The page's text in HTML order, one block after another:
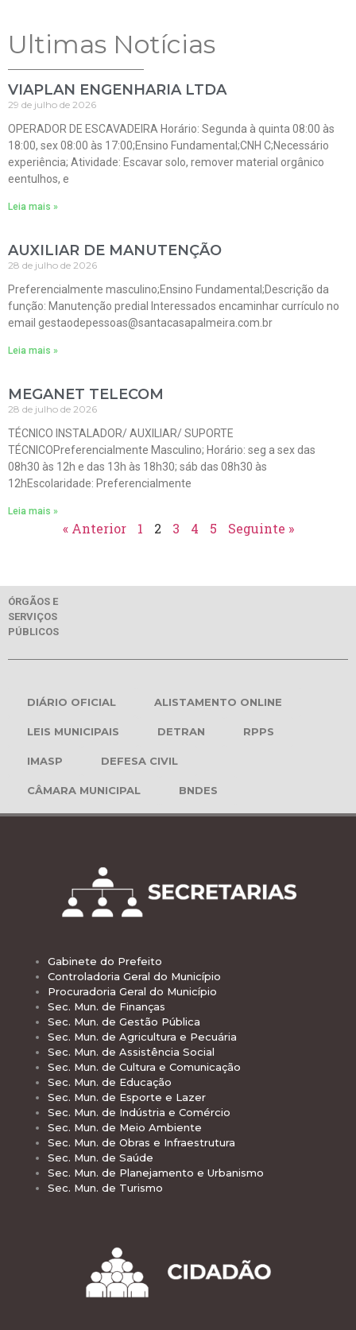
Ultimas Notícias
VIAPLAN ENGENHARIA LTDA
29 de julho de 2026
OPERADOR DE ESCAVADEIRA Horário: Segunda à quinta 08:00 às
18:00, sex 08:00 às 17:00;Ensino Fundamental;CNH C;Necessário
experiência; Atividade: Escavar solo, remover material orgânico
eentulhos, e
Leia mais »
AUXILIAR DE MANUTENÇÃO
28 de julho de 2026
Preferencialmente masculino;Ensino Fundamental;Descrição da
função: Manutenção predial Interessados encaminhar currículo no
email gestaodepessoas@santacasapalmeira.com.br
Leia mais »
MEGANET TELECOM
28 de julho de 2026
TÉCNICO INSTALADOR/ AUXILIAR/ SUPORTE
TÉCNICOPreferencialmente Masculino; Horário: seg a sex das
08h30 às 12h e das 13h às 18h30; sáb das 08h30 às
12hEscolaridade: Preferencialmente
Leia mais »
« Anterior 1 2 3 4 5 Seguinte »
ÓRGÃOS E
SERVIÇOS
PÚBLICOS
DIÁRIO OFICIAL ALISTAMENTO ONLINE
LEIS MUNICIPAIS DETRAN RPPS
IMASP DEFESA CIVIL
CÂMARA MUNICIPAL BNDES
Gabinete do Prefeito
Controladoria Geral do Município
Procuradoria Geral do Município
Sec. Mun. de Finanças
Sec. Mun. de Gestão Pública
Sec. Mun. de Agricultura e Pecuária
Sec. Mun. de Assistência Social
Sec. Mun. de Cultura e Comunicação
Sec. Mun. de Educação
Sec. Mun. de Esporte e Lazer
Sec. Mun. de Indústria e Comércio
Sec. Mun. de Meio Ambiente
Sec. Mun. de Obras e Infraestrutura
Sec. Mun. de Saúde
Sec. Mun. de Planejamento e Urbanismo
Sec. Mun. de Turismo